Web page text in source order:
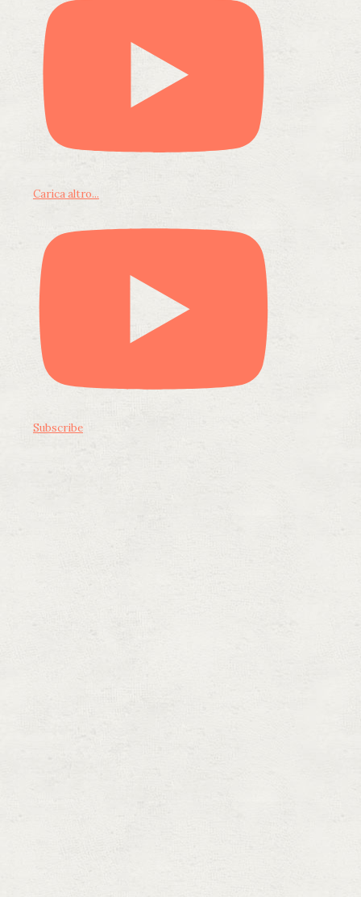
Carica altro...
Subscribe